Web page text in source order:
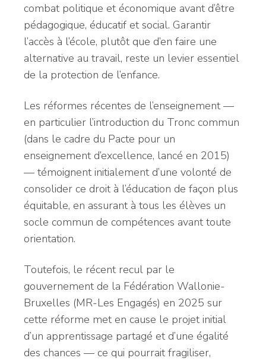
combat politique et économique avant d’être
pédagogique, éducatif et social. Garantir
l’accès à l’école, plutôt que d’en faire une
alternative au travail, reste un levier essentiel
de la protection de l’enfance.
Les réformes récentes de l’enseignement —
en particulier l’introduction du Tronc commun
(dans le cadre du Pacte pour un
enseignement d’excellence, lancé en 2015)
— témoignent initialement d’une volonté de
consolider ce droit à l’éducation de façon plus
équitable, en assurant à tous les élèves un
socle commun de compétences avant toute
orientation.
Toutefois, le récent recul par le
gouvernement de la Fédération Wallonie-
Bruxelles (MR-Les Engagés) en 2025 sur
cette réforme met en cause le projet initial
d’un apprentissage partagé et d’une égalité
des chances — ce qui pourrait fragiliser,